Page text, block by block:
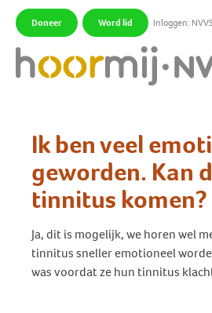
Doneer Word lid Inloggen:
Ik ben veel
geworden. Kan
tinnitus komen?
Ja, dit is mogelijk, we horen wel
tinnitus sneller emotioneel
was voordat ze hun tinnitus